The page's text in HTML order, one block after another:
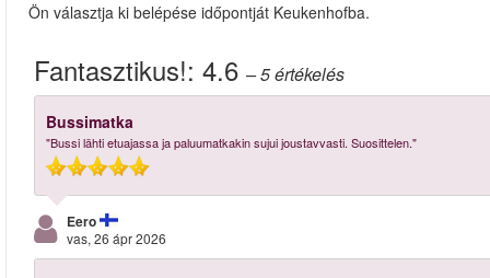
Ön választja ki belépése időpontját Keukenhofba.
Fantasztikus!: 4.6 – 5értékelés
Bussimatka
"Bussi lähti etuajassa ja paluumatkakin sujui joustavvasti. Suosittelen."
Eero
vas, 26 ápr 2026